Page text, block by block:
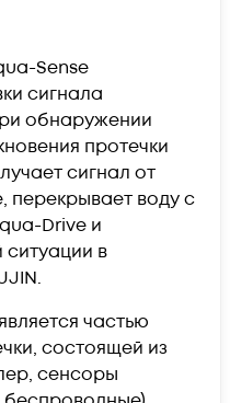
Sense
сигнала
обнаружении
протечки
сигнал от
перекрывает воду с
Drive и
в
частью
состоящей из
сенсоры